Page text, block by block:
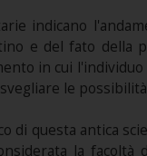
indicano
e del fato della
in cui
le
di questa antica
la